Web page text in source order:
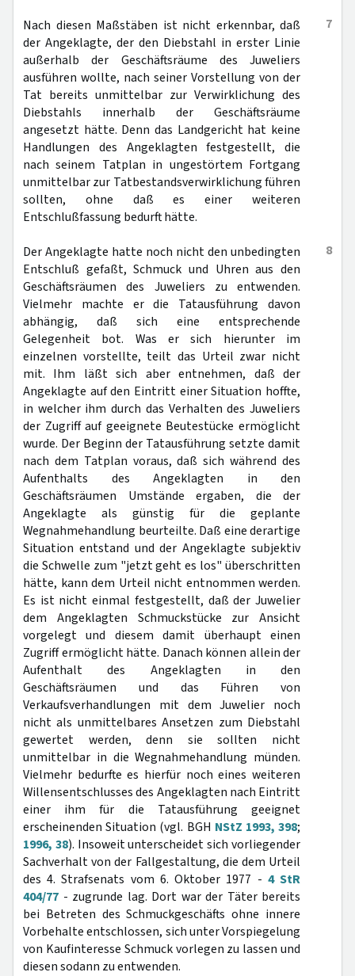
7
Nach diesen Maßstäben ist nicht erkennbar, daß
der Angeklagte, der den Diebstahl in erster Linie
außerhalb der Geschäftsräume des Juweliers
ausführen wollte, nach seiner Vorstellung von der
Tat bereits unmittelbar zur Verwirklichung des
Diebstahls innerhalb der Geschäftsräume
angesetzt hätte. Denn das Landgericht hat keine
Handlungen des Angeklagten festgestellt, die
nach seinem Tatplan in ungestörtem Fortgang
unmittelbar zur Tatbestandsverwirklichung führen
sollten, ohne daß es einer weiteren
Entschlußfassung bedurft hätte.
8
Der Angeklagte hatte noch nicht den unbedingten
Entschluß gefaßt, Schmuck und Uhren aus den
Geschäftsräumen des Juweliers zu entwenden.
Vielmehr machte er die Tatausführung davon
abhängig, daß sich eine entsprechende
Gelegenheit bot. Was er sich hierunter im
einzelnen vorstellte, teilt das Urteil zwar nicht
mit. Ihm läßt sich aber entnehmen, daß der
Angeklagte auf den Eintritt einer Situation hoffte,
in welcher ihm durch das Verhalten des Juweliers
der Zugriff auf geeignete Beutestücke ermöglicht
wurde. Der Beginn der Tatausführung setzte damit
nach dem Tatplan voraus, daß sich während des
Aufenthalts des Angeklagten in den
Geschäftsräumen Umstände ergaben, die der
Angeklagte als günstig für die geplante
Wegnahmehandlung beurteilte. Daß eine derartige
Situation entstand und der Angeklagte subjektiv
die Schwelle zum "jetzt geht es los" überschritten
hätte, kann dem Urteil nicht entnommen werden.
Es ist nicht einmal festgestellt, daß der Juwelier
dem Angeklagten Schmuckstücke zur Ansicht
vorgelegt und diesem damit überhaupt einen
Zugriff ermöglicht hätte. Danach können allein der
Aufenthalt des Angeklagten in den
Geschäftsräumen und das Führen von
Verkaufsverhandlungen mit dem Juwelier noch
nicht als unmittelbares Ansetzen zum Diebstahl
gewertet werden, denn sie sollten nicht
unmittelbar in die Wegnahmehandlung münden.
Vielmehr bedurfte es hierfür noch eines weiteren
Willensentschlusses des Angeklagten nach Eintritt
einer ihm für die Tatausführung geeignet
erscheinenden Situation (vgl. BGH NStZ 1993, 398;
1996, 38). Insoweit unterscheidet sich vorliegender
Sachverhalt von der Fallgestaltung, die dem Urteil
des 4. Strafsenats vom 6. Oktober 1977 - 4 StR
404/77 - zugrunde lag. Dort war der Täter bereits
bei Betreten des Schmuckgeschäfts ohne innere
Vorbehalte entschlossen, sich unter Vorspiegelung
von Kaufinteresse Schmuck vorlegen zu lassen und
diesen sodann zu entwenden.